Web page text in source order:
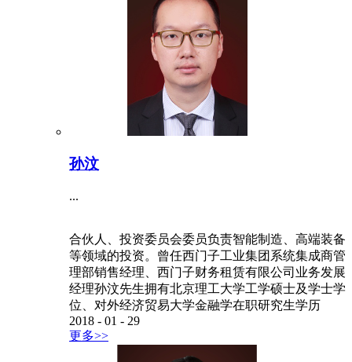
孙汶
...
合伙人、投资委员会委员负责智能制造、高端装备
等领域的投资。曾任西门子工业集团系统集成商管
理部销售经理、西门子财务租赁有限公司业务发展
经理孙汶先生拥有北京理工大学工学硕士及学士学
位、对外经济贸易大学金融学在职研究生学历
2018 - 01 - 29
更多>>